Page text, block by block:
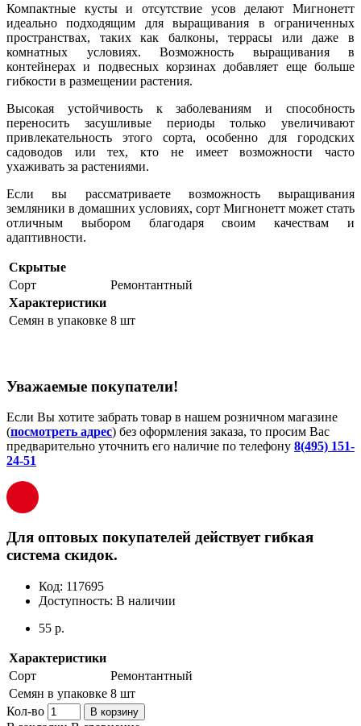
Компактные кусты и отсутствие усов делают Мигнонетт
идеально подходящим для выращивания в ограниченных
пространствах, таких как балконы, террасы или даже в
комнатных условиях. Возможность выращивания в
контейнерах и подвесных корзинах добавляет еще больше
гибкости в размещении растения.
Высокая устойчивость к заболеваниям и способность
переносить засушливые периоды только увеличивают
привлекательность этого сорта, особенно для городских
садоводов или тех, кто не имеет возможности часто
ухаживать за растениями.
Если вы рассматриваете возможность выращивания
земляники в домашних условиях, сорт Мигнонетт может стать
отличным выбором благодаря своим качествам и
адаптивности.
Скрытые
Сорт
Ремонтантный
Характеристики
Семян в упаковке 8 шт
Уважаемые покупатели!
Если Вы хотите забрать товар в нашем розничном магазине
(посмотреть адрес) без оформления заказа, то просим Вас
предварительно уточнить его наличие по телефону 8(495) 151-
24-51
Для оптовых покупателей действует гибкая
система скидок.
Код: 117695
Доступность: В наличии
55 р.
Характеристики
Сорт
Ремонтантный
Семян в упаковке 8 шт
Кол-во
В корзину